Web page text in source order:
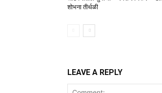
शोभना तीर्थळी
LEAVE A REPLY